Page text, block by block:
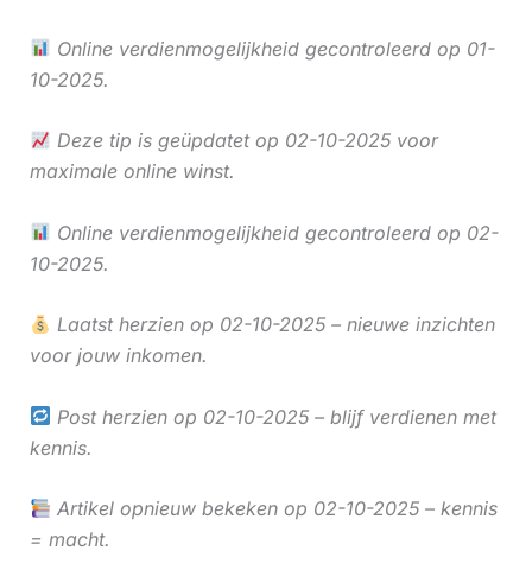
Online verdienmogelijkheid gecontroleerd op 01-
10-2025.
Deze tip is geüpdatet op 02-10-2025 voor
maximale online winst.
Online verdienmogelijkheid gecontroleerd op 02-
10-2025.
Laatst herzien op 02-10-2025 – nieuwe inzichten
voor jouw inkomen.
Post herzien op 02-10-2025 – blijf verdienen met
kennis.
Artikel opnieuw bekeken op 02-10-2025 – kennis
= macht.